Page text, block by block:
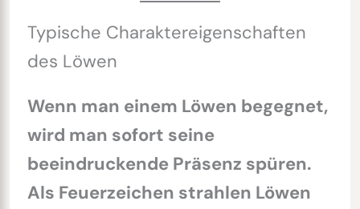
Typische Charaktereigenschaften
des Löwen
Wenn man einem Löwen begegnet,
wird man sofort seine
beeindruckende Präsenz spüren.
Als Feuerzeichen strahlen Löwen